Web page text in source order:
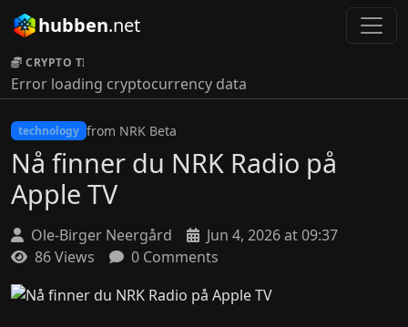
hubben.net
CRYPTO TICKER:
Error loading cryptocurrency data
technology from NRK Beta
Nå finner du NRK Radio på
Apple TV
Ole-Birger Neergård
Jun 4, 2026 at 09:37
86 Views
0 Comments